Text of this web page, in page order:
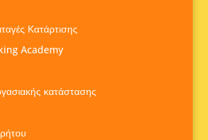
Κατάρτισης
Academy
κατάστασης